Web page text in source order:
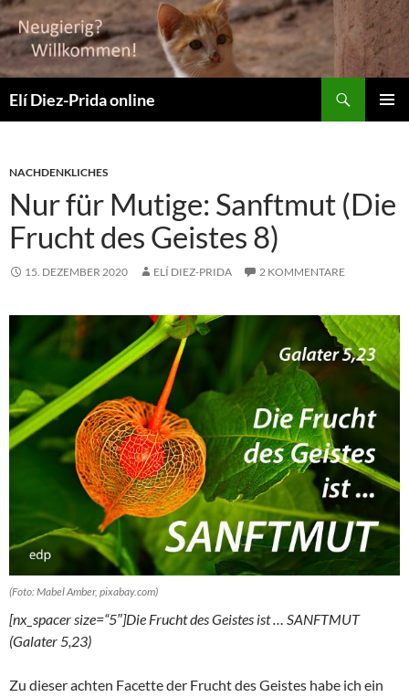
Elí Diez-Prida online
NACHDENKLICHES
Nur für Mutige: Sanftmut (Die
Frucht des Geistes 8)
15. DEZEMBER 2020 ELÍ DIEZ-PRIDA 2 KOMMENTARE
(Foto: Mabel Amber, pixabay.com)
[nx_spacer size=“5″]Die Frucht des Geistes ist … SANFTMUT
(Galater 5,23)
Zu dieser achten Facette der Frucht des Geistes habe ich ein